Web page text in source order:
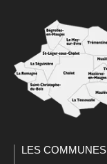
LES COMMUNES